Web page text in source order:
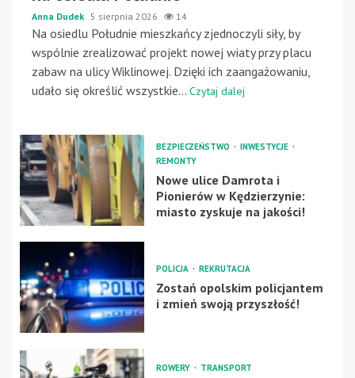
Anna Dudek 5 sierpnia 2026 14
Na osiedlu Południe mieszkańcy zjednoczyli siły, by
wspólnie zrealizować projekt nowej wiaty przy placu
zabaw na ulicy Wiklinowej. Dzięki ich zaangażowaniu,
udało się określić wszystkie... Czytaj dalej
BEZPIECZEŃSTWO
INWESTYCJE
REMONTY
Nowe ulice Damrota i
Pionierów w Kędzierzynie:
miasto zyskuje na jakości!
POLICJA REKRUTACJA
Zostań opolskim policjantem
i zmień swoją przyszłość!
ROWERY TRANSPORT